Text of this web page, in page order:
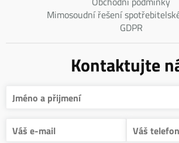
Mimosoudní řešení
GDPR
Kontaktujte